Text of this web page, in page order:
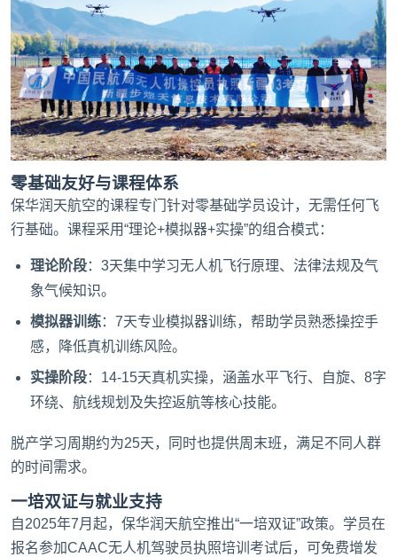
零基础友好与课程体系
保华润天航空的课程专门针对零基础学员设计，无需任何飞
行基础。课程采用“理论+模拟器+实操”的组合模式：
理论阶段：3天集中学习无人机飞行原理、法律法规及气
象气候知识。
模拟器训练：7天专业模拟器训练，帮助学员熟悉操控手
感，降低真机训练风险。
实操阶段：14-15天真机实操，涵盖水平飞行、自旋、8字
环绕、航线规划及失控返航等核心技能。
脱产学习周期约为25天，同时也提供周末班，满足不同人群
的时间需求。
一培双证与就业支持
自2025年7月起，保华润天航空推出“一培双证”政策。学员在
报名参加CAAC无人机驾驶员执照培训考试后，可免费增发